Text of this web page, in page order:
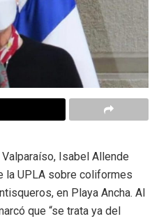
Isabel Allende
la UPLA sobre coliformes
en Playa Ancha. Al
que “se trata ya del